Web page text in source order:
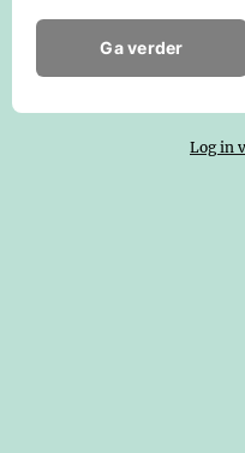
Ga verder
Log in